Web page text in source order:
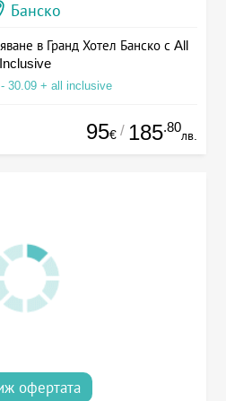
Банско
в Гранд Хотел Банско с All
Inclusive
- 30.09 + all inclusive
95€ / 185.80
лв.
офертата